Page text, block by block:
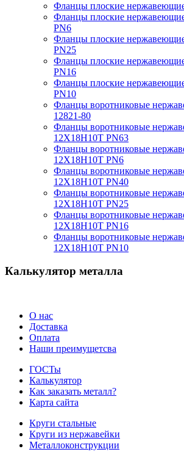
Фланцы плоские
Фланцы плоские
PN6
Фланцы плоские
PN25
Фланцы плоские
PN16
Фланцы плоские
PN10
Фланцы воротниковые
12821-80
Фланцы воротниковые
12Х18Н10Т PN63
Фланцы воротниковые
12Х18Н10Т PN6
Фланцы воротниковые
12Х18Н10Т PN40
Фланцы воротниковые
12Х18Н10Т PN25
Фланцы воротниковые
12Х18Н10Т PN16
Фланцы воротниковые
12Х18Н10Т PN10
Калькулятор металла
О нас
Доставка
Оплата
Наши преимущетсва
ГОСТы
Калькулятор
Как заказать металл?
Карта сайта
Круги стальные
Круги из нержавейки
Металлоконструкции